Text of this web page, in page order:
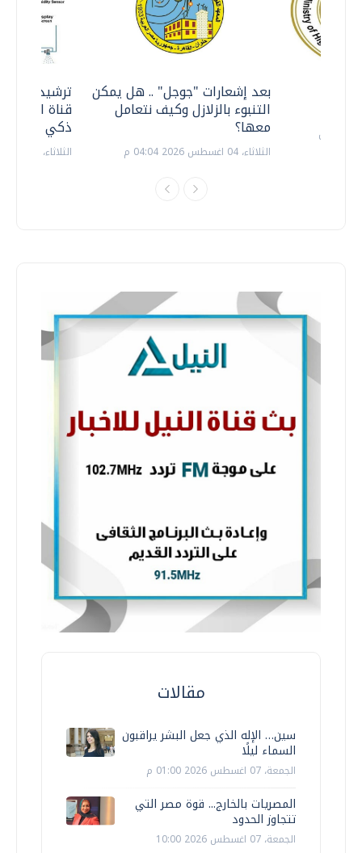
ترشيدا
قناة
ذكي
الثلاثاء، 14 يوليو 2026 06:11 م
بعد إشعارات "جوجل" .. هل يمكن
التنبوء بالزلازل وكيف نتعامل
معها؟
الثلاثاء، 04 اغسطس 2026 04:04 م
مقالات
سين… الإله الذي جعل البشر يراقبون
السماء ليلًا
الجمعة، 07 اغسطس 2026 01:00 م
المصريات بالخارج... قوة مصر التي
تتجاوز الحدود
الجمعة، 07 اغسطس 2026 10:00